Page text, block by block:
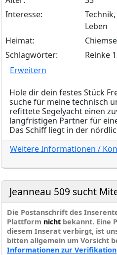
Interesse:
Leben
Heimat:
Schlagwörter:
Reinke
Erweitern
Hole dir dein festes Stück
suche für meine technisch
refittete Segelyacht einen
langfristigen Partner für
Das Schiff liegt in der
Weitere Informationen /
Jeanneau 509 sucht
Die Postanschrift des
Plattform nicht bekannt. Eine
diesem Inserat verbirgt, ist
bitten allgemein um Vorsicht
Informationen zur Verifikation